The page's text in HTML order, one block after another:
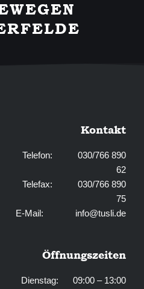
g
r
a
m
Kontakt
Telefon: 030/766 890
62
Telefax: 030/766 890
75
E-Mail: info@tusli.de
Öffnungszeiten
Dienstag: 09:00 – 13:00